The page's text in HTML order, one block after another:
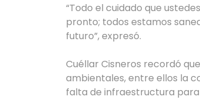
“Todo el cuidado que
pronto; todos estamos
futuro”, expresó.
Cuéllar Cisneros recordó
ambientales, entre ellos la
falta de infraestructura